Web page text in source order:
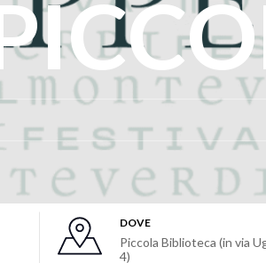
DOVE
Piccola Biblioteca (in via
4)